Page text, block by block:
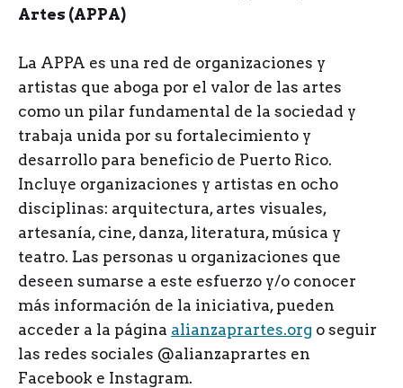
Artes (APPA)
La APPA es una red de organizaciones y
artistas que aboga por el valor de las artes
como un pilar fundamental de la sociedad y
trabaja unida por su fortalecimiento y
desarrollo para beneficio de Puerto Rico.
Incluye organizaciones y artistas en ocho
disciplinas: arquitectura, artes visuales,
artesanía, cine, danza, literatura, música y
teatro. Las personas u organizaciones que
deseen sumarse a este esfuerzo y/o conocer
más información de la iniciativa, pueden
acceder a la página alianzaprartes.org o seguir
las redes sociales @alianzaprartes en
Facebook e Instagram.